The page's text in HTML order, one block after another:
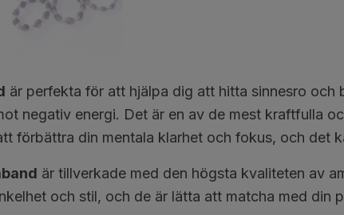
är perfekta för att hjälpa dig att hitta sinnesro och
negativ energi. Det är en av de mest kraftfulla
förbättra din mentala klarhet och fokus, och det
är tillverkade med den högsta kvaliteten av
och stil, och de är lätta att matcha med din